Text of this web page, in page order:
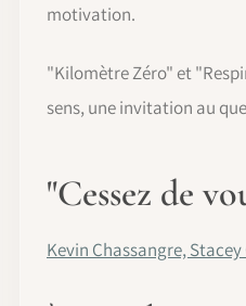
motivation.
"Kilomètre Zéro" et
sens, une invitation au
"Cessez de
Kevin Chassangre,